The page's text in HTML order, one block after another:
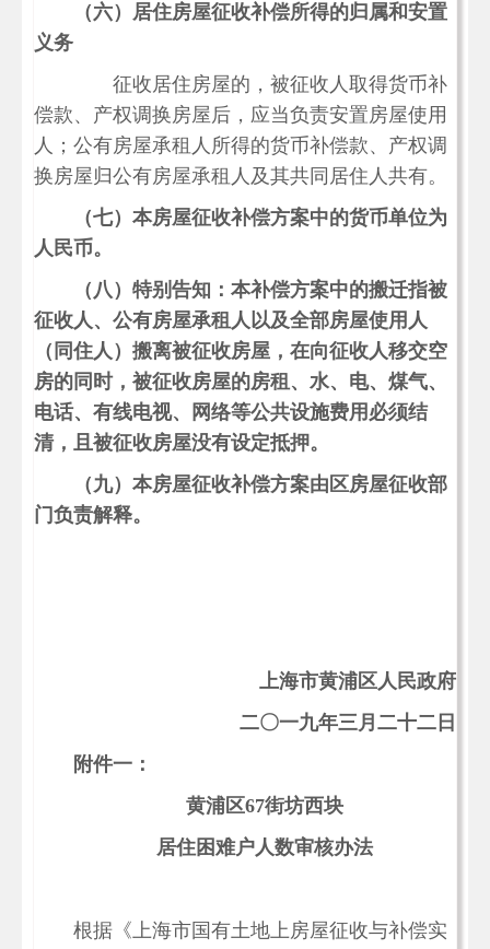
（六）居住房屋征收补偿所得的归属和安置
义务
征收居住房屋的，被征收人取得货币补
偿款、产权调换房屋后，应当负责安置房屋使用
人；公有房屋承租人所得的货币补偿款、产权调
换房屋归公有房屋承租人及其共同居住人共有。
（七）本房屋征收补偿方案中的货币单位为
人民币。
（八）特别告知：本补偿方案中的搬迁指被
征收人、公有房屋承租人以及全部房屋使用人
（同住人）搬离被征收房屋，在向征收人移交空
房的同时，被征收房屋的房租、水、电、煤气、
电话、有线电视、网络等公共设施费用必须结
清，且被征收房屋没有设定抵押。
（九）本房屋征收补偿方案由区房屋征收部
门负责解释。
上海市黄浦区人民政府
二〇一九年三月二十二日
附件一：
黄浦区67街坊西块
居住困难户人数审核办法
根据《上海市国有土地上房屋征收与补偿实